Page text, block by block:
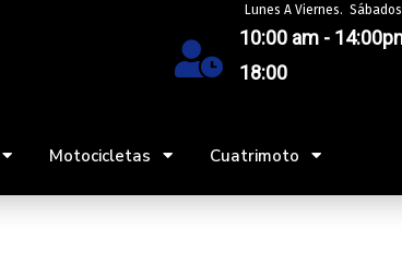
Lunes A Viernes.
10:00 am -
18:00
Motocicletas Cuatrimoto